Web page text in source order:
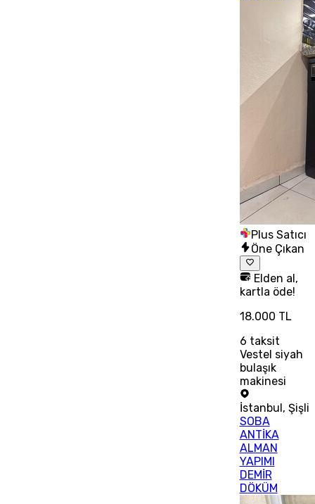
Plus Satıcı
Öne Çıkan
Elden al,
kartla öde!
18.000 TL
6 taksit
Vestel siyah
bulaşık
makinesi
İstanbul , Şişli
SOBA
ANTİKA
ALMAN
YAPIMI
DEMİR
DÖKÜM